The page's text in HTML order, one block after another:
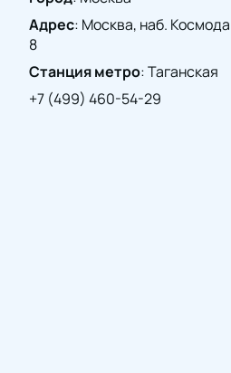
Зайдите на сайт, чтобы
и наличии мест. Получите
яркого события!
Адрес: Москва, наб.
8
Станция метро:Таганская
+7 (499) 460-54-29